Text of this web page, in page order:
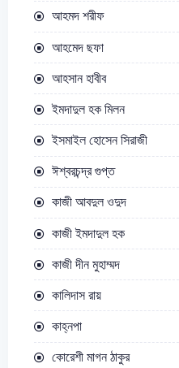
আহমদ শরীফ
আহমেদ ছফা
আহসান হাবীব
ইমদাদুল হক মিলন
ইসমাইল হোসেন সিরাজী
ঈশ্বরচন্দ্র গুপ্ত
কাজী আবদুল ওদুদ
কাজী ইমদাদুল হক
কাজী দীন মুহাম্মদ
কালিদাস রায়
কাহ্নপা
কোরেশী মাগন ঠাকুর